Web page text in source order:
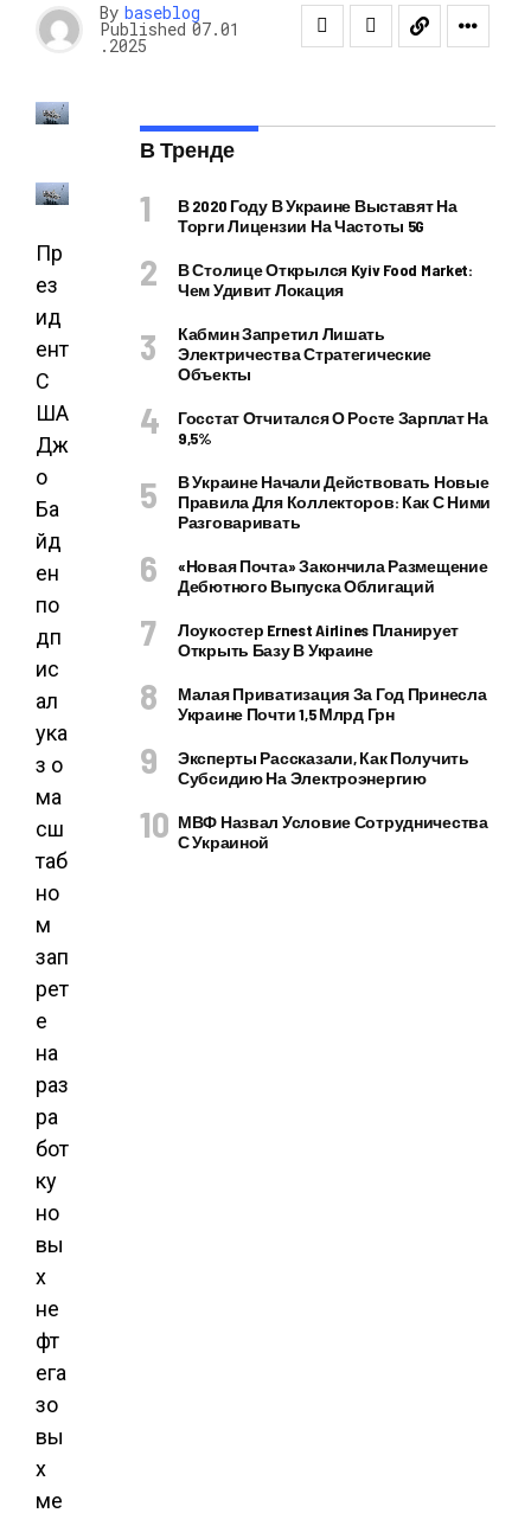
By baseblog
Published 07.01
.2025
Пр
ез
ид
ент
С
ША
Дж
о
Ба
йд
ен
по
дп
ис
ал
ука
з о
ма
сш
таб
но
м
зап
рет
е
на
раз
ра
бот
ку
но
вы
х
не
фт
ега
зо
вы
х
ме
В Тренде
В 2020 Году В Украине Выставят На
Торги Лицензии На Частоты 5G
В Столице Открылся Kyiv Food Market:
Чем Удивит Локация
Кабмин Запретил Лишать
Электричества Стратегические
Объекты
Госстат Отчитался О Росте Зарплат На
9,5%
В Украине Начали Действовать Новые
Правила Для Коллекторов: Как С Ними
Разговаривать
«Новая Почта» Закончила Размещение
Дебютного Выпуска Облигаций
Лоукостер Ernest Airlines Планирует
Открыть Базу В Украине
Малая Приватизация За Год Принесла
Украине Почти 1,5 Млрд Грн
Эксперты Рассказали, Как Получить
Субсидию На Электроэнергию
МВФ Назвал Условие Сотрудничества
С Украиной